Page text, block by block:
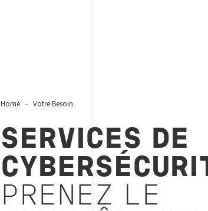
Home Votre Besoin
SERVICES DE
PRENEZ LE